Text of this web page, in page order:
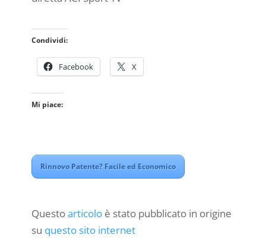
Condividi:
Facebook X
Mi piace:
Rinnovo Patente? Facile ed Economico
Questoarticoloè stato pubblicato in origine
su questo sito internet